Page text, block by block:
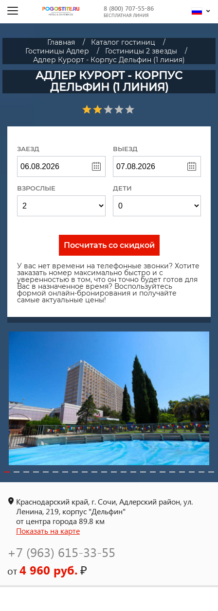
8 (800) 707-55-86
БЕСПЛАТНАЯ ЛИНИЯ
Главная
Каталог гостиниц
Гостиницы Адлер
Гостиницы 2 звезды
Адлер Курорт - Корпус Дельфин (1 линия)
АДЛЕР КУРОРТ - КОРПУС
ДЕЛЬФИН (1 ЛИНИЯ)
ЗАЕЗД ВЫЕЗД
ВЗРОСЛЫЕ ДЕТИ
Посчитать со скидкой
У вас нет времени на телефонные звонки? Хотите
заказать номер максимально быстро и с
уверенностью в том, что он точно будет готов для
Вас в назначенное время? Воспользуйтесь
формой онлайн-бронирования и получайте
самые актуальные цены!
Краснодарский край, г. Сочи, Адлерский район, ул.
Ленина, 219, корпус "Дельфин"
от центра города 89.8 км
Показать на карте
+7 (963) 615-33-55
от4 960 руб.₽